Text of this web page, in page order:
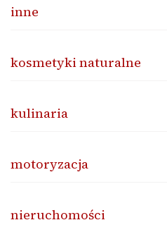
inne
kosmetyki naturalne
kulinaria
motoryzacja
nieruchomości